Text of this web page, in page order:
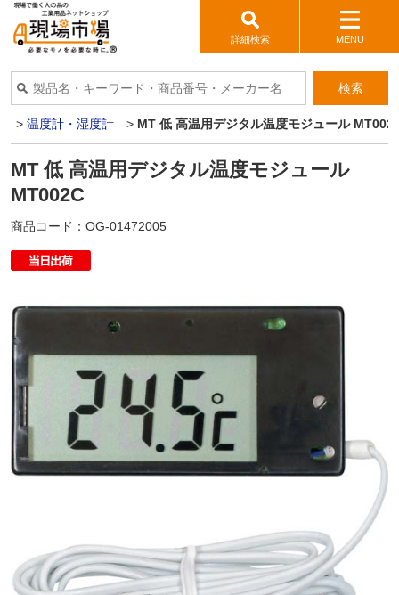
詳細検索 MENU
検索
> 温度計・湿度計 > MT 低 高温用デジタル温度モジュール
MT 低 高温用デジタル温度モジュール
MT002C
商品コード： OG-01472005